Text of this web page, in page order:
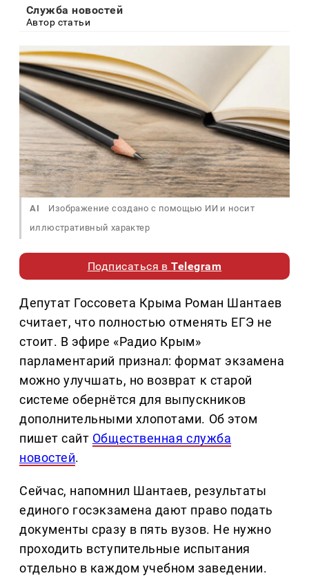
Служба новостей
Автор статьи
AI
Изображение создано с помощью ИИ и носит
иллюстративный характер
Подписаться вTelegram
Депутат Госсовета Крыма Роман Шантаев
считает, что полностью отменять ЕГЭ не
стоит. В эфире «Радио Крым»
парламентарий признал: формат экзамена
можно улучшать, но возврат к старой
системе обернётся для выпускников
дополнительными хлопотами. Об этом
пишет сайт Общественная служба
новостей.
Сейчас, напомнил Шантаев, результаты
единого госэкзамена дают право подать
документы сразу в пять вузов. Не нужно
проходить вступительные испытания
отдельно в каждом учебном заведении.